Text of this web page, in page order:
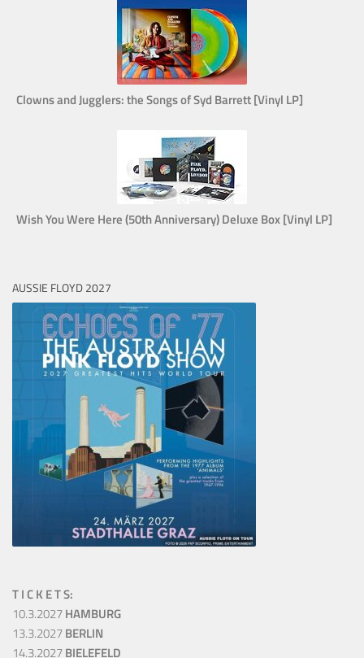
Clowns and Jugglers: the Songs of Syd Barrett [Vinyl LP]
Wish You Were Here (50th Anniversary) Deluxe Box [Vinyl LP]
AUSSIE FLOYD 2027
T I C K E T S:
10.3.2027HAMBURG
13.3.2027BERLIN
14.3.2027BIELEFELD